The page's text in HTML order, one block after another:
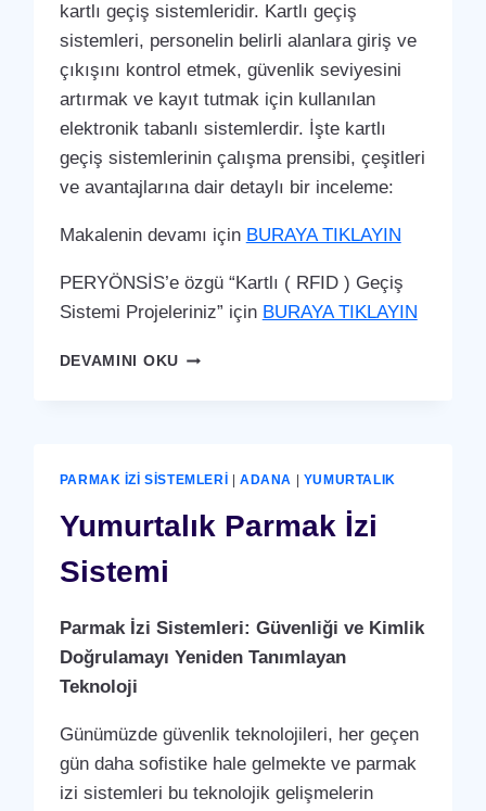
kartlı geçiş sistemleridir. Kartlı geçiş
sistemleri, personelin belirli alanlara giriş ve
çıkışını kontrol etmek, güvenlik seviyesini
artırmak ve kayıt tutmak için kullanılan
elektronik tabanlı sistemlerdir. İşte kartlı
geçiş sistemlerinin çalışma prensibi, çeşitleri
ve avantajlarına dair detaylı bir inceleme:
Makalenin devamı için BURAYA TIKLAYIN
PERYÖNSİS’e özgü “Kartlı ( RFID ) Geçiş
Sistemi Projeleriniz” için BURAYA TIKLAYIN
DEVAMINI OKUYUMURTALIK
GEÇIŞ
SISTEMI
PARMAK İZI SISTEMLERI |ADANA YUMURTALIK
Yumurtalık Parmak İzi
Sistemi
Parmak İzi Sistemleri: Güvenliği ve Kimlik
Doğrulamayı Yeniden Tanımlayan
Teknoloji
Günümüzde güvenlik teknolojileri, her geçen
gün daha sofistike hale gelmekte ve parmak
izi sistemleri bu teknolojik gelişmelerin